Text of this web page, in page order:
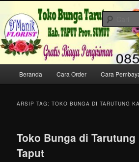
konten
utama
konten
sekunderToko Bunga di
085276501876
Melayani Pemesanan dan Pengiriman
Tarutung & Sekitarnya
Beranda Cara Order Cara
ARSIP TAG:TOKO BUNGA DI TARUTUNG
Toko Bunga di Tarutung
Taput